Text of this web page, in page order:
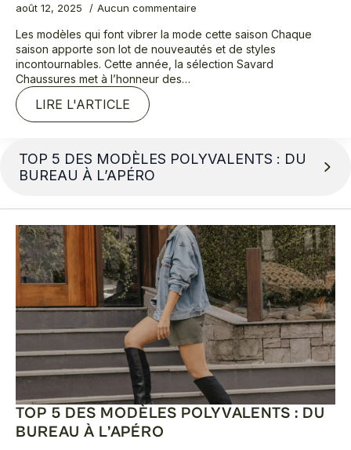
août 12, 2025 Aucun commentaire
Les modèles qui font vibrer la mode cette saison Chaque
saison apporte son lot de nouveautés et de styles
incontournables. Cette année, la sélection Savard
Chaussures met à l’honneur des…
LIRE L'ARTICLE
TOP 5 DES MODÈLES POLYVALENTS : DU
BUREAU À L’APÉRO
TOP 5 DES MODÈLES POLYVALENTS : DU
BUREAU À L’APÉRO